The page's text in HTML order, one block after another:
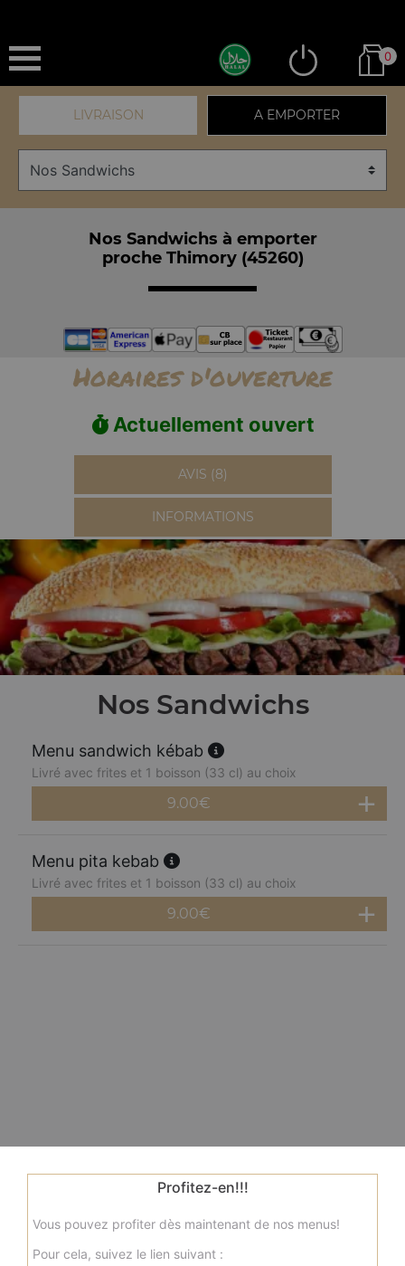
0
LIVRAISON A EMPORTER
Nos Sandwichs à emporter
proche Thimory (45260)
Horaires d'ouverture
Actuellement ouvert
AVIS (8)
INFORMATIONS
Nos Sandwichs
Menu sandwich kébab
Livré avec frites et 1 boisson (33 cl) au choix
9.00€
Menu pita kebab
Livré avec frites et 1 boisson (33 cl) au choix
9.00€
Profitez-en!!!
Vous pouvez profiter dès maintenant de nos menus!
Pour cela, suivez le lien suivant :